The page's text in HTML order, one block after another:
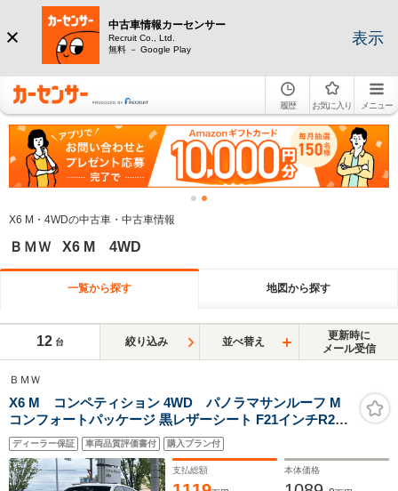
中古車情報カーセンサー
Recruit Co., Ltd.
無料 － Google Play
表示
履歴 お気に入り メニュー
X6 M・4WDの中古車・中古車情報
ＢＭＷ X6 M 4WD
一覧から探す 地図から探す
12 台 絞り込み 並べ替え
更新時に
メール受信
ＢＭＷ
X6 M コンペティション 4WD パノラマサンルーフ M
コンフォートパッケージ 黒レザーシート F21インチR22
インチアルミ 地デジ付タッチパネル式HDDナビ フロント
ベンチレーション
ディーラー保証 車両品質評価書付 購入プラン付
支払総額 本体価格